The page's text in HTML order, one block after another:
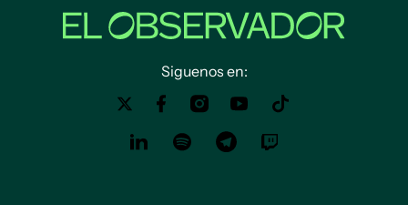
Siguenos en: